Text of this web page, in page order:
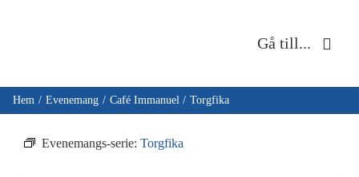
Gå till...
Hem
Om oss
Hem Evenemang Café Immanuel Torgfika
Evenemangs-serie: Torgfika